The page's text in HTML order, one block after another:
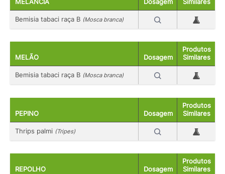
MELANCIA Dosagem
Similares
Bemisia tabaci raça B (Mosca branca)
MELÃO Dosagem
Produtos
Similares
Bemisia tabaci raça B (Mosca branca)
PEPINO Dosagem
Produtos
Similares
Thrips palmi (Tripes)
REPOLHO Dosagem
Produtos
Similares